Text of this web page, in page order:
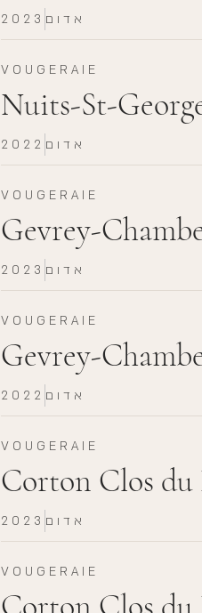
2023 אדום
VOUGERAIE
Nuits-St-
2022 אדום
VOUGERAIE
Gevrey-
2023 אדום
VOUGERAIE
Gevrey-
2022 אדום
VOUGERAIE
Corton Clos
2023 אדום
VOUGERAIE